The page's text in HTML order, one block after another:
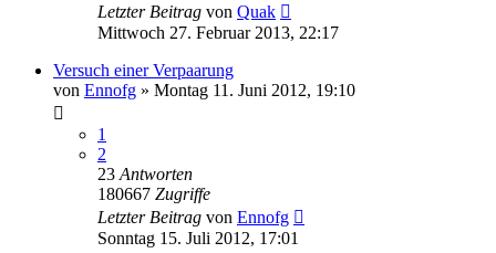
Letzter Beitrag von Quak
Mittwoch 27. Februar 2013, 22:17
Versuch einer Verpaarung
von Ennofg » Montag 11. Juni 2012, 19:10
1
2
23 Antworten
180667 Zugriffe
Letzter Beitrag von Ennofg
Sonntag 15. Juli 2012, 17:01